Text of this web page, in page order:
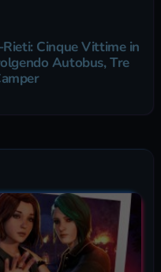
Cinque Vittime in
Autobus, Tre